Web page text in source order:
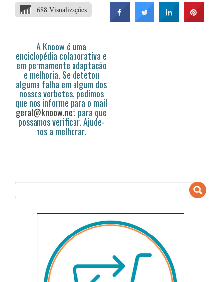
688 Visualizações
A Knoow é uma
enciclopédia colaborativa e
em permamente adaptação
e melhoria. Se detetou
alguma falha em algum dos
nossos verbetes, pedimos
que nos informe para o mail
geral@knoow.net para que
possamos verificar. Ajude-
nos a melhorar.